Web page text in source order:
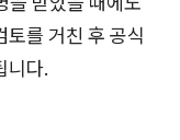
를 거친 후 공식
니다.